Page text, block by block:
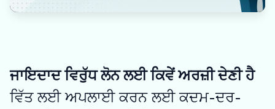
ਜਾਇਦਾਦ ਵਿਰੁੱਧ ਲੋਨ ਲਈ ਕਿਵੇਂ ਅਰਜ਼ੀ ਦੇਣੀ ਹੈ
ਵਿੱਤ ਲਈ ਅਪਲਾਈ ਕਰਨ ਲਈ ਕਦਮ-ਦਰ-